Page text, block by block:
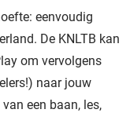
eenvoudig
De KNLTB kan
om vervolgens
naar jouw
een baan, les,